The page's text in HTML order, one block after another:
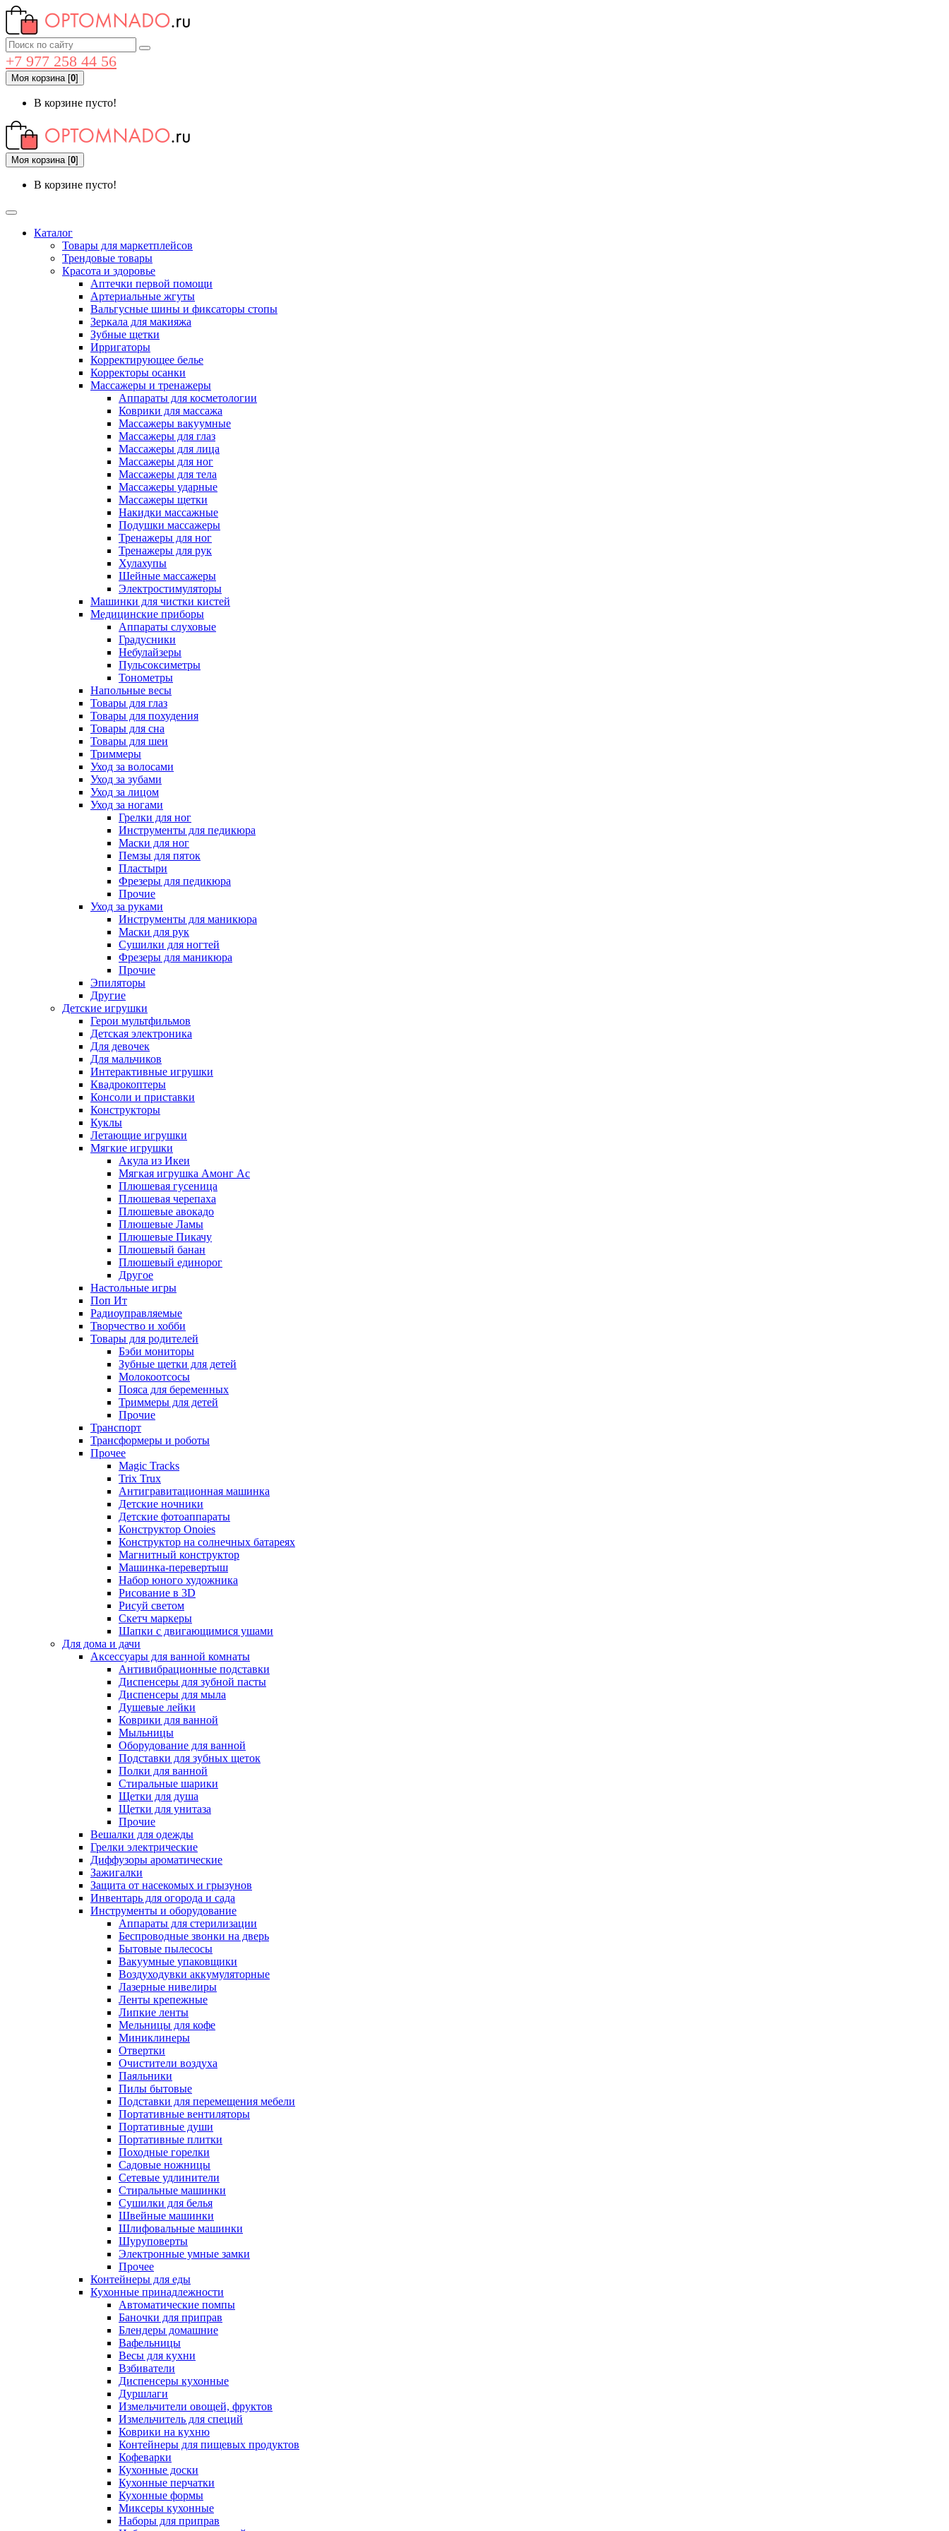
+7 977 258 44 56
Моя корзина[0]
В корзине пусто!
Моя корзина[0]
В корзине пусто!
Каталог
Товары для маркетплейсов
Трендовые товары
Красота и здоровье
Аптечки первой помощи
Артериальные жгуты
Вальгусные шины и фиксаторы стопы
Зеркала для макияжа
Зубные щетки
Ирригаторы
Корректирующее белье
Корректоры осанки
Массажеры и тренажеры
Аппараты для косметологии
Коврики для массажа
Массажеры вакуумные
Массажеры для глаз
Массажеры для лица
Массажеры для ног
Массажеры для тела
Массажеры ударные
Массажеры щетки
Накидки массажные
Подушки массажеры
Тренажеры для ног
Тренажеры для рук
Хулахупы
Шейные массажеры
Электростимуляторы
Машинки для чистки кистей
Медицинские приборы
Аппараты слуховые
Градусники
Небулайзеры
Пульсоксиметры
Тонометры
Напольные весы
Товары для глаз
Товары для похудения
Товары для сна
Товары для шеи
Триммеры
Уход за волосами
Уход за зубами
Уход за лицом
Уход за ногами
Грелки для ног
Инструменты для педикюра
Маски для ног
Пемзы для пяток
Пластыри
Фрезеры для педикюра
Прочие
Уход за руками
Инструменты для маникюра
Маски для рук
Сушилки для ногтей
Фрезеры для маникюра
Прочие
Эпиляторы
Другие
Детские игрушки
Герои мультфильмов
Детская электроника
Для девочек
Для мальчиков
Интерактивные игрушки
Квадрокоптеры
Консоли и приставки
Конструкторы
Куклы
Летающие игрушки
Мягкие игрушки
Акула из Икеи
Мягкая игрушка Амонг Ас
Плюшевая гусеница
Плюшевая черепаха
Плюшевые авокадо
Плюшевые Ламы
Плюшевые Пикачу
Плюшевый банан
Плюшевый единорог
Другое
Настольные игры
Поп Ит
Радиоуправляемые
Творчество и хобби
Товары для родителей
Бэби мониторы
Зубные щетки для детей
Молокоотсосы
Пояса для беременных
Триммеры для детей
Прочие
Транспорт
Трансформеры и роботы
Прочее
Magic Tracks
Trix Trux
Антигравитационная машинка
Детские ночники
Детские фотоаппараты
Конструктор Onoies
Конструктор на солнечных батареях
Магнитный конструктор
Машинка-перевертыш
Набор юного художника
Рисование в 3D
Рисуй светом
Скетч маркеры
Шапки с двигающимися ушами
Для дома и дачи
Аксессуары для ванной комнаты
Антивибрационные подставки
Диспенсеры для зубной пасты
Диспенсеры для мыла
Душевые лейки
Коврики для ванной
Мыльницы
Оборудование для ванной
Подставки для зубных щеток
Полки для ванной
Стиральные шарики
Щетки для душа
Щетки для унитаза
Прочие
Вешалки для одежды
Грелки электрические
Диффузоры ароматические
Зажигалки
Защита от насекомых и грызунов
Инвентарь для огорода и сада
Инструменты и оборудование
Аппараты для стерилизации
Беспроводные звонки на дверь
Бытовые пылесосы
Вакуумные упаковщики
Воздуходувки аккумуляторные
Лазерные нивелиры
Ленты крепежные
Липкие ленты
Мельницы для кофе
Миниклинеры
Отвертки
Очистители воздуха
Паяльники
Пилы бытовые
Подставки для перемещения мебели
Портативные вентиляторы
Портативные души
Портативные плитки
Походные горелки
Садовые ножницы
Сетевые удлинители
Стиральные машинки
Сушилки для белья
Швейные машинки
Шлифовальные машинки
Шуруповерты
Электронные умные замки
Прочее
Контейнеры для еды
Кухонные принадлежности
Автоматические помпы
Баночки для приправ
Блендеры домашние
Вафельницы
Весы для кухни
Взбиватели
Диспенсеры кухонные
Дуршлаги
Измельчители овощей, фруктов
Измельчитель для специй
Коврики на кухню
Контейнеры для пищевых продуктов
Кофеварки
Кухонные доски
Кухонные перчатки
Кухонные формы
Миксеры кухонные
Наборы для приправ